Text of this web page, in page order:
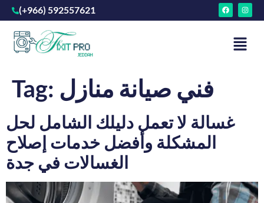
(+966) 592557621
Tag: فني صيانة منازل
غسالة لا تعمل دليلك الشامل لحل
المشكلة وأفضل خدمات إصلاح
الغسالات في جدة